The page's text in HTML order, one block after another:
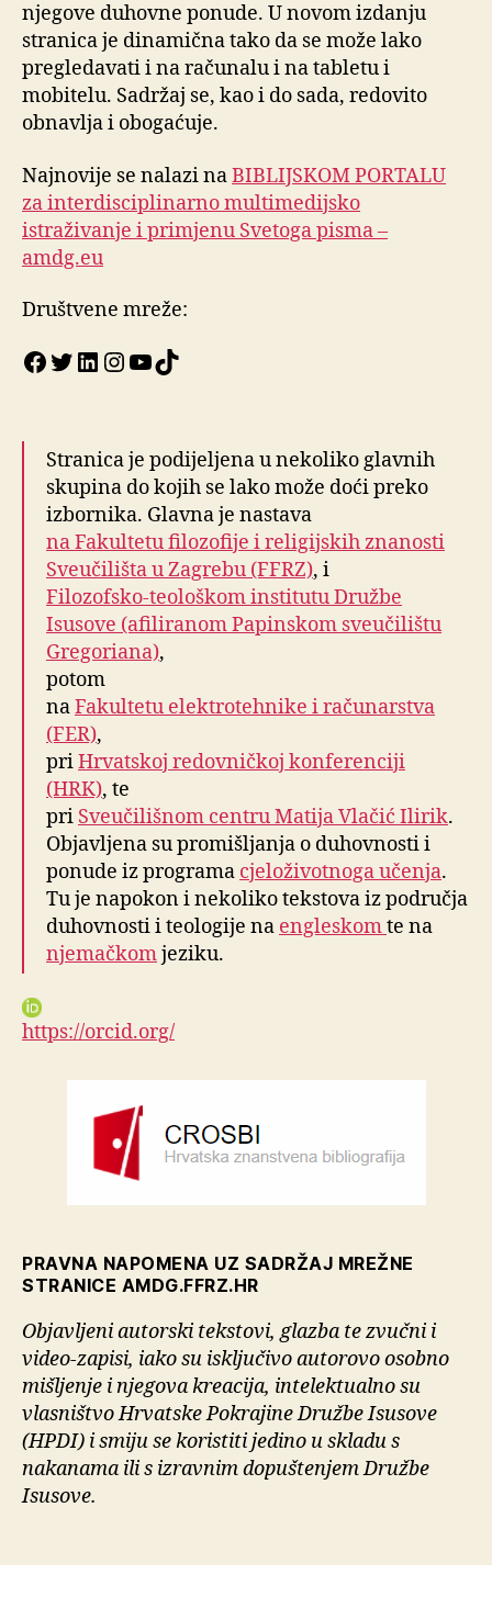
njegove duhovne ponude. U novomizdanju
stranica je dinamična tako da se može lako
pregledavati i na računalu i na tabletu i
mobitelu. Sadržaj se, kao i do sada, redovito
obnavlja i obogaćuje.
Najnovije se nalazi naBIBLIJSKOM PORTALU
za interdisciplinarno multimedijsko
istraživanje i primjenu Svetoga pisma –
amdg.eu
Društvene mreže:
Facebook
Twitter
LinkedIn
Instagram
YouTube
TikTok
Stranica je podijeljena u nekoliko glavnih
skupina do kojih se lako može doći preko
izbornika. Glavna je nastava
na Fakultetu filozofije i religijskih znanosti
Sveučilišta u Zagrebu (FFRZ), i
Filozofsko-teološkom institutu Družbe
Isusove (afiliranom Papinskom sveučilištu
Gregoriana),
potom
naFakultetu elektrotehnike i računarstva
(FER),
priHrvatskoj redovničkoj konferenciji
(HRK), te
pri Sveučilišnom centru Matija Vlačić Ilirik.
Objavljena su promišljanja o duhovnosti i
ponude iz programa cjeloživotnoga učenja.
Tu je napokon i nekoliko tekstova iz područja
duhovnosti i teologije na engleskomte na
njemačkomjeziku.
https://orcid.org/
PRAVNA NAPOMENA UZ SADRŽAJ MREŽNE
STRANICE AMDG.FFRZ.HR
Objavljeni autorski tekstovi, glazba te zvučni i
video-zapisi, iako su isključivo autorovo osobno
mišljenje i njegova kreacija, intelektualno su
vlasništvo Hrvatske Pokrajine Družbe Isusove
(HPDI) i smiju se koristiti jedino u skladu s
nakanama ili s izravnim dopuštenjem Družbe
Isusove.